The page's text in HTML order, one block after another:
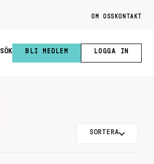
OM OSS KONTAKT
SÖK BLI MEDLEM LOGGA IN
SORTERA